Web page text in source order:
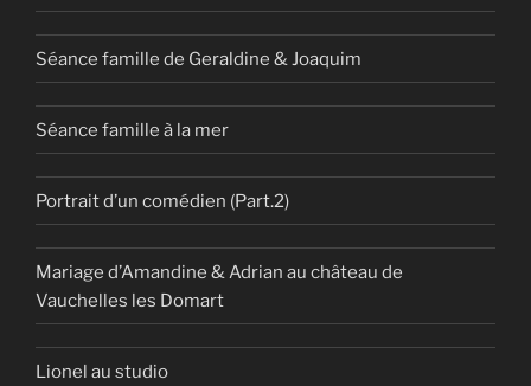
Séance famille de Geraldine & Joaquim
Séance famille à la mer
Portrait d’un comédien (Part.2)
Mariage d’Amandine & Adrian au château de
Vauchelles les Domart
Lionel au studio